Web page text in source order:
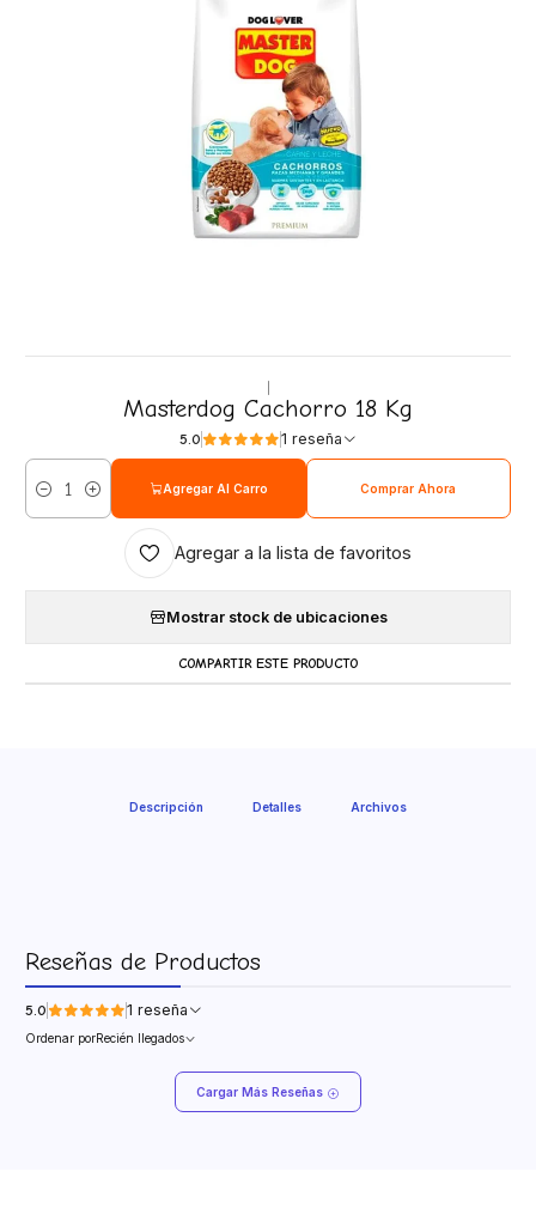
Masterdog Cachorro 18 Kg
5.0 1 reseña
Cantidad
Agregar Al Carro Comprar Ahora
Agregar a la lista de favoritos
Mostrar stock de ubicaciones
COMPARTIR ESTE PRODUCTO
Descripción Detalles Archivos
Reseñas de Productos
5.0 1 reseña
Ordenar porRecién llegados
Cargar Más Reseñas